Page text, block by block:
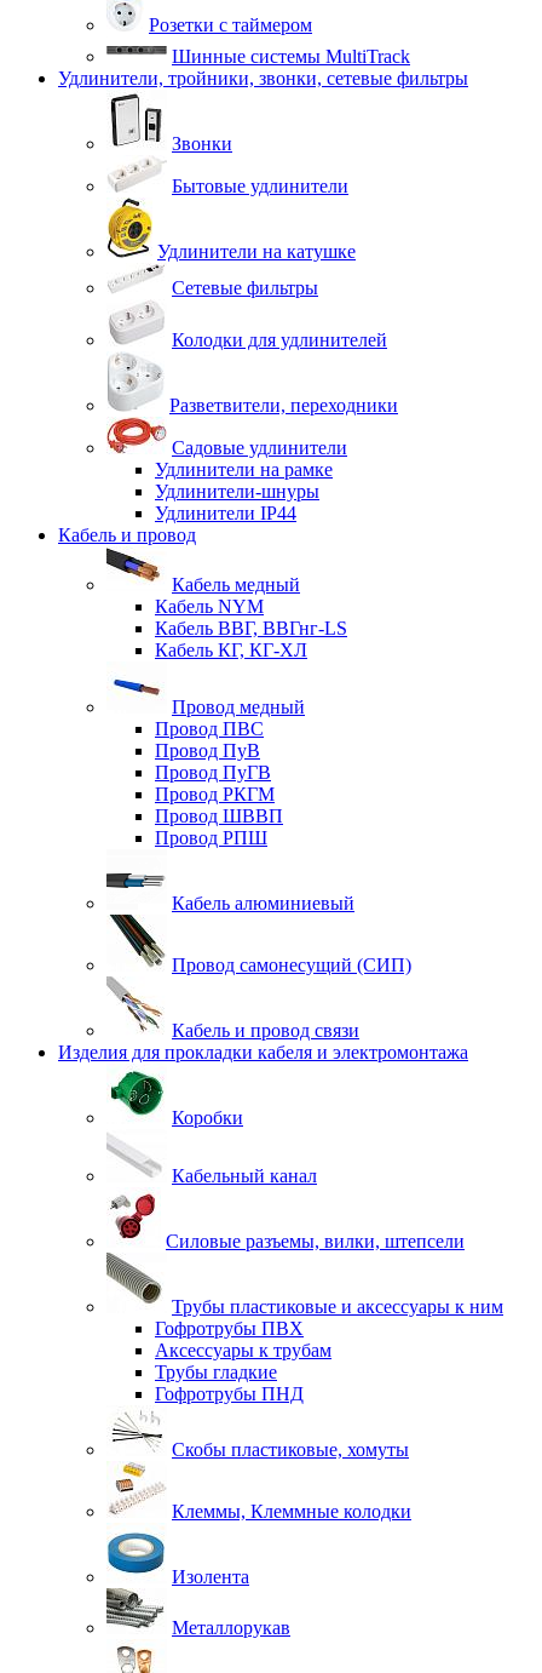
Розетки с таймером
Шинные системы MultiTrack
Удлинители, тройники, звонки, сетевые фильтры
Звонки
Бытовые удлинители
Удлинители на катушке
Сетевые фильтры
Колодки для удлинителей
Разветвители, переходники
Садовые удлинители
Удлинители на рамке
Удлинители-шнуры
Удлинители IP44
Кабель и провод
Кабель медный
Кабель NYM
Кабель ВВГ, ВВГнг-LS
Кабель КГ, КГ-ХЛ
Провод медный
Провод ПВС
Провод ПуВ
Провод ПуГВ
Провод РКГМ
Провод ШВВП
Провод РПШ
Кабель алюминиевый
Провод самонесущий (СИП)
Кабель и провод связи
Изделия для прокладки кабеля и электромонтажа
Коробки
Кабельный канал
Силовые разъемы, вилки, штепсели
Трубы пластиковые и аксессуары к ним
Гофротрубы ПВХ
Аксессуары к трубам
Трубы гладкие
Гофротрубы ПНД
Скобы пластиковые, хомуты
Клеммы, Клеммные колодки
Изолента
Металлорукав